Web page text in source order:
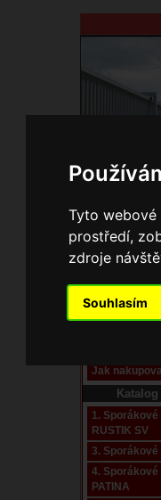
Tyto webové
prostředí,
zdroje
Souhlasím
Domů
Nové
Jak
1.
RUSTIK SV
3. Sporákové
4.
PATINA